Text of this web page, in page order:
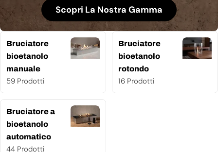
Scopri La Nostra Gamma
Bruciatore
bioetanolo
manuale
59 Prodotti
Bruciatore
bioetanolo
rotondo
16 Prodotti
Bruciatore a
bioetanolo
automatico
44 Prodotti